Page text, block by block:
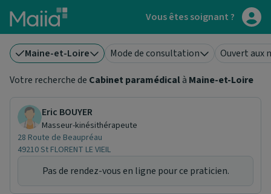
Aller au contenu principal Vous êtes soignant ?
Maine-et-Loire Mode de consultation
Ouvert aux
Votre recherche de Cabinet paramédicalà Maine-et-Loire
Eric BOUYER
Masseur-kinésithérapeute
28 Route de Beaupréau
49210 St FLORENT LE VIEIL
Pas de rendez-vous en ligne pour ce praticien.